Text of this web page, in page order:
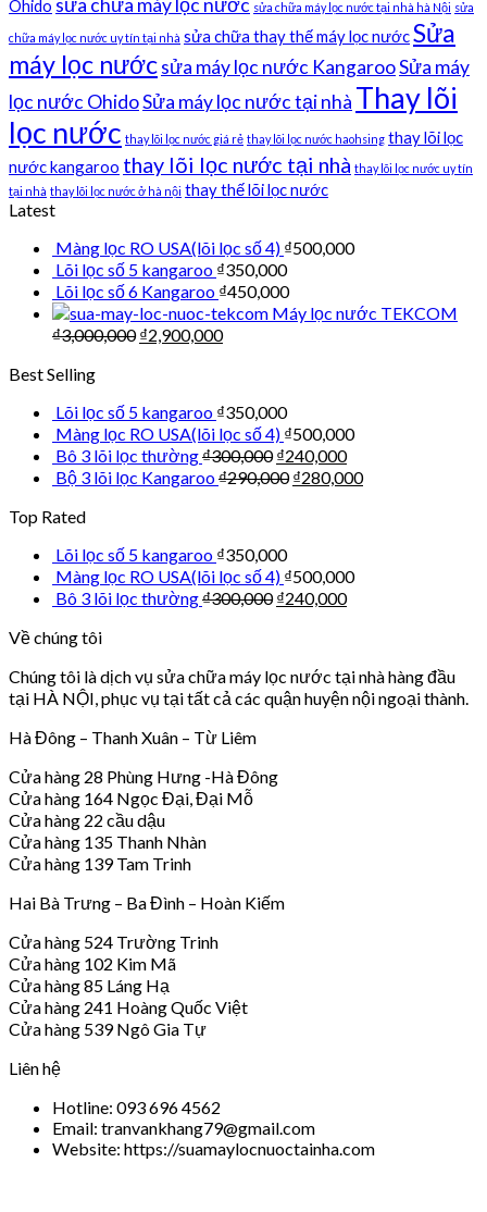
Ohido sửa chữa máy lọc nước sửa chữa máy lọc nước tại nhà hà Nội sửa
chữa máy lọc nước uy tín tại nhà sửa chữa thay thế máy lọc nướcSửa
máy lọc nướcsửa máy lọc nước KangarooSửa máy
lọc nước OhidoSửa máy lọc nước tại nhà Thay lõi
lọc nước thay lõi lọc nước giá rẻ thay lõi lọc nước haohsing thay lõi lọc
nước kangaroo thay lõi lọc nước tại nhà thay lõi lọc nước uy tín
tại nhà thay lõi lọc nước ở hà nội thay thế lõi lọc nước
Latest
Màng lọc RO USA(lõi lọc số 4) ₫500,000
Lõi lọc số 5 kangaroo ₫350,000
Lõi lọc số 6 Kangaroo ₫450,000
Máy lọc nước TEKCOM
₫3,000,000 ₫2,900,000
Best Selling
Lõi lọc số 5 kangaroo ₫350,000
Màng lọc RO USA(lõi lọc số 4) ₫500,000
Bô 3 lõi lọc thường₫300,000 ₫240,000
Bộ 3 lõi lọc Kangaroo₫290,000 ₫280,000
Top Rated
Lõi lọc số 5 kangaroo ₫350,000
Màng lọc RO USA(lõi lọc số 4) ₫500,000
Bô 3 lõi lọc thường₫300,000 ₫240,000
Về chúng tôi
Chúng tôi là dịch vụ sửa chữa máy lọc nước tại nhà hàng đầu
tại HÀ NỘI, phục vụ tại tất cả các quận huyện nội ngoại thành.
Hà Đông – Thanh Xuân – Từ Liêm
Cửa hàng 28 Phùng Hưng -Hà Đông
Cửa hàng 164 Ngọc Đại, Đại Mỗ
Cửa hàng 22 cầu dậu
Cửa hàng 135 Thanh Nhàn
Cửa hàng 139 Tam Trinh
Hai Bà Trưng – Ba Đình – Hoàn Kiếm
Cửa hàng 524 Trường Trinh
Cửa hàng 102 Kim Mã
Cửa hàng 85 Láng Hạ
Cửa hàng 241 Hoàng Quốc Việt
Cửa hàng 539 Ngô Gia Tự
Liên hệ
Hotline: 093 696 4562
Email: tranvankhang79@gmail.com
Website: https://suamaylocnuoctainha.com